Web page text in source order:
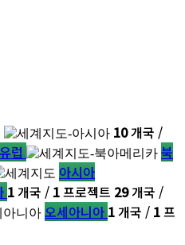
10개국 /
유럽
북
아시아
1개국 / 1프로젝트 29개국 /
오세아니아 1개국 / 1프